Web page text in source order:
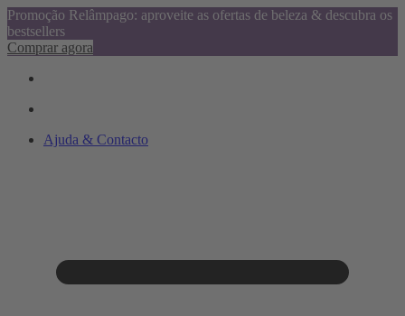
Promoção Relâmpago: aproveite as ofertas de beleza & descubra os
bestsellers
Comprar agora
Ajuda & Contacto